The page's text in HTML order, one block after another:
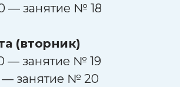
— занятие № 18
(вторник)
— занятие № 19
— занятие № 20